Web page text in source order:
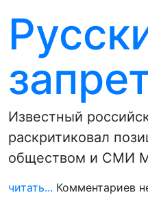
Известный
раскритиковал
обществом и СМИ
читать... Комментариев